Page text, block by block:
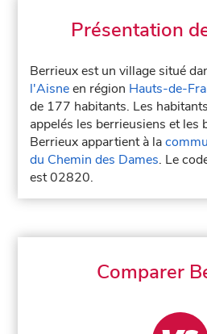
Présentation
Berrieux est un village situé
l'Aisneen région Hauts-de-
de 177 habitants. Les
appelés les berrieusiens et les
Berrieux appartient à la
du Chemin des Dames. Le
est 02820.
Comparer